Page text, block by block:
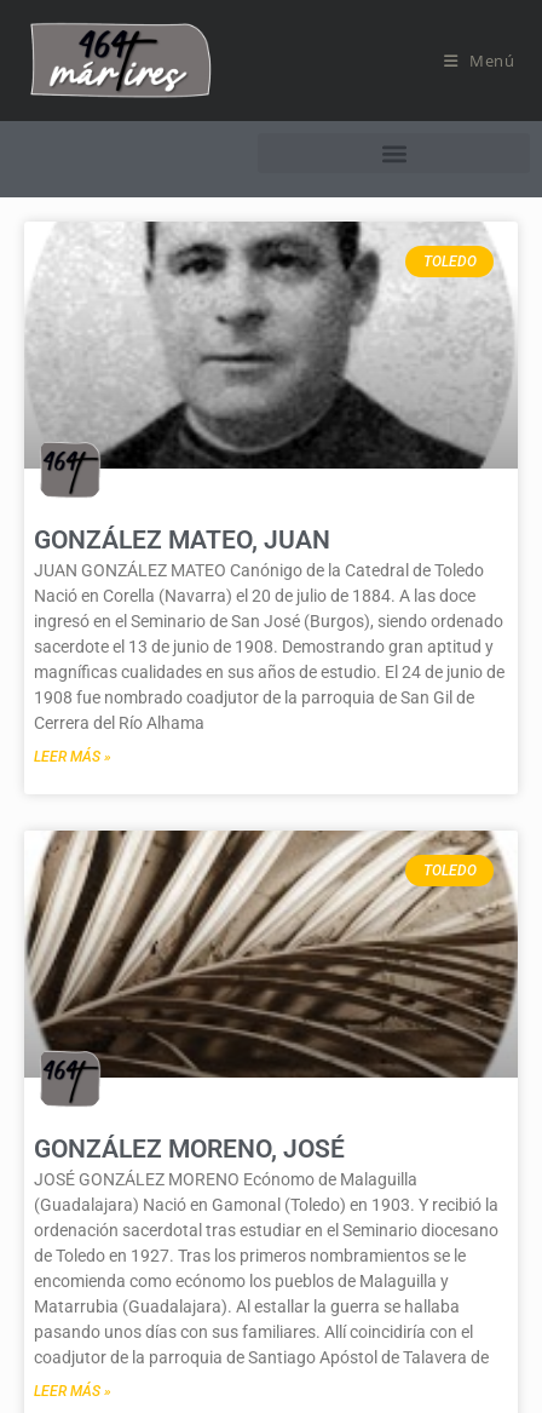
Menú
TOLEDO
GONZÁLEZ MATEO, JUAN
JUAN GONZÁLEZ MATEO Canónigo de la Catedral de Toledo
Nació en Corella (Navarra) el 20 de julio de 1884. A las doce
ingresó en el Seminario de San José (Burgos), siendo ordenado
sacerdote el 13 de junio de 1908. Demostrando gran aptitud y
magníficas cualidades en sus años de estudio. El 24 de junio de
1908 fue nombrado coadjutor de la parroquia de San Gil de
Cerrera del Río Alhama
LEER MÁS »
TOLEDO
GONZÁLEZ MORENO, JOSÉ
JOSÉ GONZÁLEZ MORENO Ecónomo de Malaguilla
(Guadalajara) Nació en Gamonal (Toledo) en 1903. Y recibió la
ordenación sacerdotal tras estudiar en el Seminario diocesano
de Toledo en 1927. Tras los primeros nombramientos se le
encomienda como ecónomo los pueblos de Malaguilla y
Matarrubia (Guadalajara). Al estallar la guerra se hallaba
pasando unos días con sus familiares. Allí coincidiría con el
coadjutor de la parroquia de Santiago Apóstol de Talavera de
LEER MÁS »